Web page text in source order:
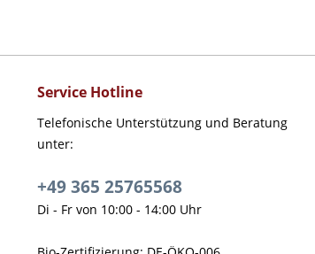
Service Hotline
Telefonische Unterstützung und Beratung
unter:
+49 365 25765568
Di - Fr von 10:00 - 14:00 Uhr